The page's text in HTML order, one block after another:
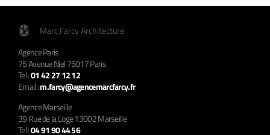
Marc Farcy Architecture
Agence Paris
75 Avenue Niel 75017 Paris
Tel :01 42 27 12 12
Email :m.farcy@agencemarcfarcy.fr
Agence Marseille
39 Rue de la Loge 13002 Marseille
Tel :04 91 90 44 56